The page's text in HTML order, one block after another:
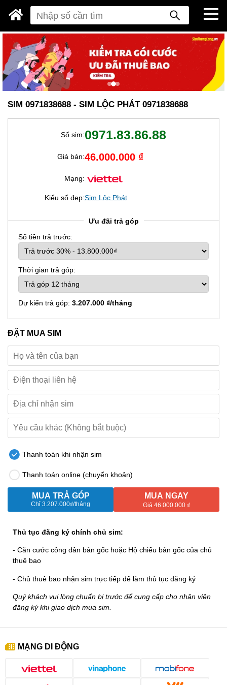
SIM 0971838688 - SIM LỘC PHÁT 0971838688
Số sim:0971.83.86.88
Giá bán:46.000.000 ₫
Mạng:
Kiểu số đẹp:Sim Lộc Phát
Ưu đãi trả góp
Số tiền trả trước:
Thời gian trả góp:
Dự kiến trả góp: 3.207.000 ₫/tháng
ĐẶT MUA SIM
Thanh toán khi nhận sim
Thanh toán online (chuyển khoản)
MUA TRẢ GÓP
Chỉ 3.207.000₫/tháng
MUA NGAY
Giá 46.000.000 ₫
Thủ tục đăng ký chính chủ sim:
- Căn cước công dân bản gốc hoặc Hộ chiếu bản gốc của chủ
thuê bao
- Chủ thuê bao nhận sim trực tiếp để làm thủ tục đăng ký
Quý khách vui lòng chuẩn bị trước để cung cấp cho nhân viên
đăng ký khi giao dịch mua sim.
MẠNG DI ĐỘNG